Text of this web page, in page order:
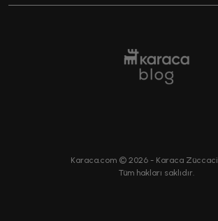
Karaca.com © 2026 - Karaca
Tüm hakları saklıdır.